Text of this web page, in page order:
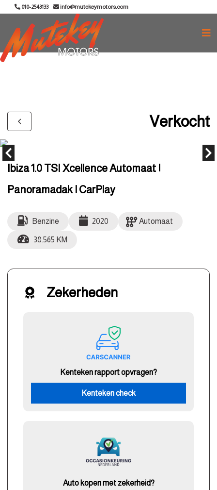
010-2543133 info@mutekeymotors.com
Verkocht
Ibiza 1.0 TSI Xcellence Automaat |
Panoramadak | CarPlay
Benzine 2020 Automaat
38.565 KM
Zekerheden
Kenteken rapport opvragen?
Kenteken check
Auto kopen met zekerheid?